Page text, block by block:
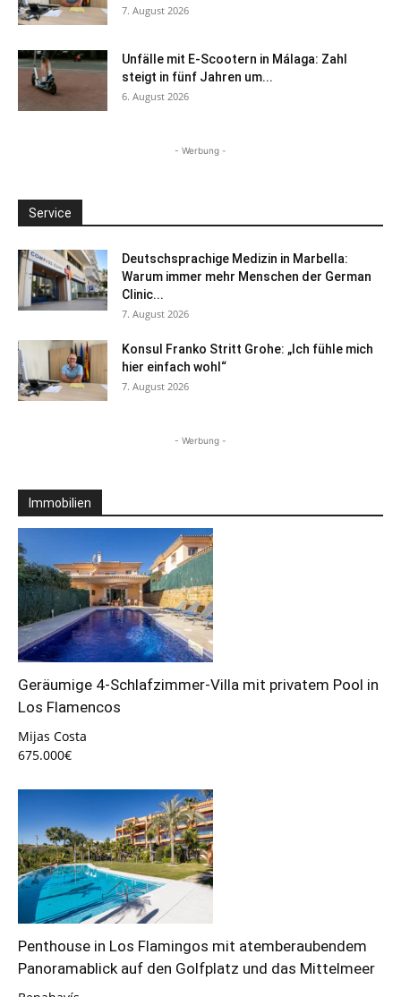
7. August 2026
Unfälle mit E-Scootern in Málaga: Zahl
steigt in fünf Jahren um...
6. August 2026
- Werbung -
Service
Deutschsprachige Medizin in Marbella:
Warum immer mehr Menschen der German
Clinic...
7. August 2026
Konsul Franko Stritt Grohe: „Ich fühle mich
hier einfach wohl“
7. August 2026
- Werbung -
Immobilien
Geräumige 4-Schlafzimmer-Villa mit privatem Pool in
Los Flamencos
Mijas Costa
675.000€
Penthouse in Los Flamingos mit atemberaubendem
Panoramablick auf den Golfplatz und das Mittelmeer